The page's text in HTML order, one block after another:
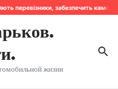
перевізники, забезпечить
жизни